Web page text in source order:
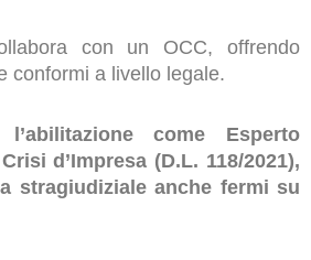
con un OCC, offrendo
conformi a livello legale.
come Esperto
d’Impresa (D.L. 118/2021),
stragiudiziale anche fermi su